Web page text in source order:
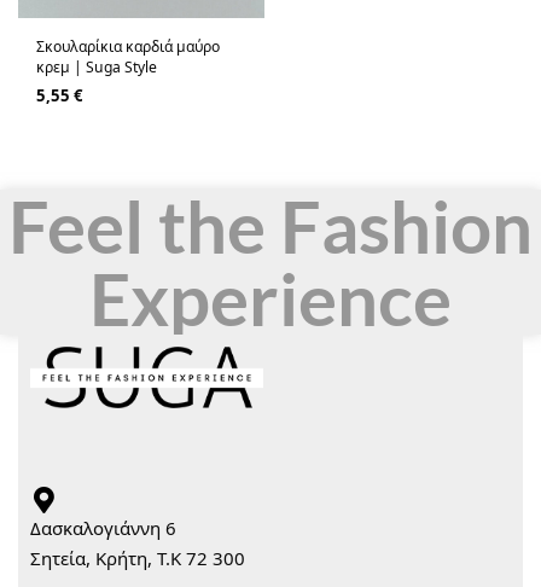
Σκουλαρίκια καρδιά μαύρο
κρεμ | Suga Style
5,55 €
Feel the Fashion
Experience
Δασκαλογιάννη 6
Σητεία, Κρήτη, Τ.Κ 72 300